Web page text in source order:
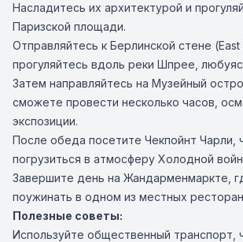
Насладитесь их архитектурой и
Паризской площади.
Отправляйтесь к Берлинской стене
прогуляйтесь вдоль реки Шпрее,
Затем направляйтесь на Музейный
сможете провести несколько часов,
экспозиции.
После обеда посетите Чекпойнт Чарли,
погрузиться в атмосферу Холодной
Завершите день на Жандарменмаркте,
поужинать в одном из местных
Полезные советы:
Используйте общественный транспорт,